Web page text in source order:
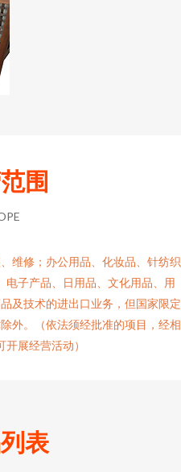
围
维修；办公用品、化妆品、针纺织
子产品、日用品、文化用品、用
及技术的进出口业务，但国家限定
外。（依法须经批准的项目，经相
展经营活动）
表